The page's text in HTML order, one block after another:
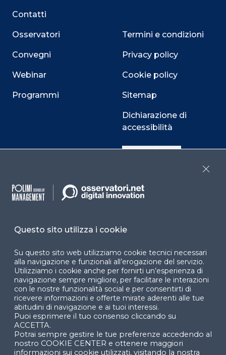
Contatti
Osservatori
Convegni
Webinar
Programmi
Termini e condizioni
Privacy policy
Cookie policy
Sitemap
Dichiarazione di
accessibilità
Cookie Center
Facebook LinkedIn
© 2024 Copyright © Politecnico di Milano Dipartimento
di Ingegneria Gestionale
Questo sito utilizza i cookie
Su questo sito web utilizziamo cookie tecnici necessari
alla navigazione e funzionali all’erogazione del servizio.
Utilizziamo i cookie anche per fornirti un’esperienza di
navigazione sempre migliore, per facilitare le interazioni
con le nostre funzionalità social e per consentirti di
ricevere informazioni e offerte mirate aderenti alle tue
abitudini di navigazione e ai tuoi interessi.
Puoi esprimere il tuo consenso cliccando su
ACCETTA.
Potrai sempre gestire le tue preferenze accedendo al
nostro COOKIE CENTER e ottenere maggiori
informazioni sui cookie utilizzati, visitando la nostra